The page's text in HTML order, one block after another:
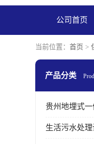
公司首页
当前位置： 首页 >
产品分类
贵州地埋式一
生活污水处